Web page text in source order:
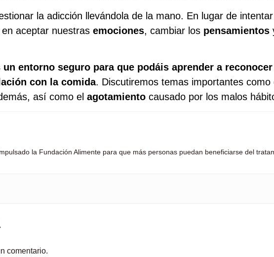
la adicción llevándola de la mano. En lugar de
aceptar nuestras emociones, cambiar los pensamientos
un entorno seguro para que podáis aprender a
con la comida. Discutiremos temas importantes como
así como el agotamiento causado por los malos
la Fundación Alimente para que más personas puedan beneficiarse del
comentario.